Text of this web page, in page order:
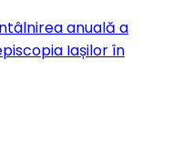
anuală a
Iașilor în